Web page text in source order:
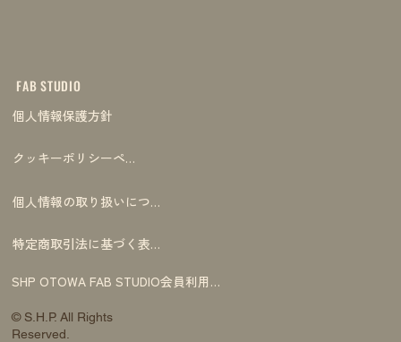
FAB STUDIO
個人情報保護方針
クッキーポリシーページ
個人情報の取り扱いについて
特定商取引法に基づく表記
SHP OTOWA FAB STUDIO会員利用規約
© S.H.P. All Rights
Reserved.